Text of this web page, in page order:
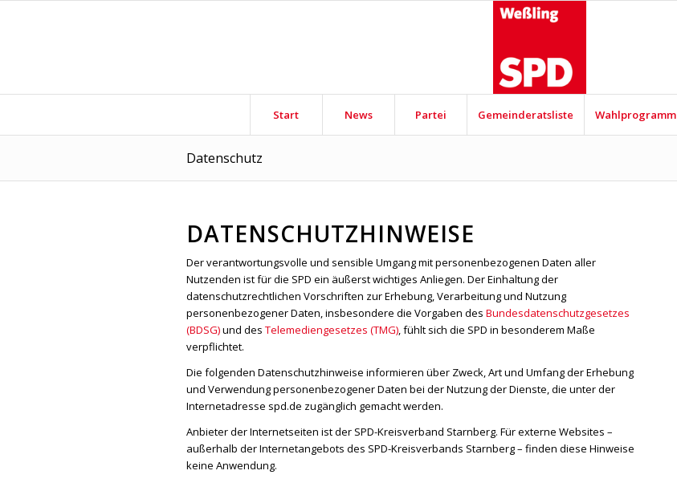
Start News Partei Gemeinderatsliste Wahlprogramm
Datenschutz
DATENSCHUTZHINWEISE
Der verantwortungsvolle und sensible Umgang mit personenbezogenen Daten aller
Nutzenden ist für die SPD ein äußerst wichtiges Anliegen. Der Einhaltung der
datenschutzrechtlichen Vorschriften zur Erhebung, Verarbeitung und Nutzung
personenbezogener Daten, insbesondere die Vorgaben des Bundesdatenschutzgesetzes
(BDSG)und des Telemediengesetzes (TMG), fühlt sich die SPD in besonderem Maße
verpflichtet.
Die folgenden Datenschutzhinweise informieren über Zweck, Art und Umfang der Erhebung
und Verwendung personenbezogener Daten bei der Nutzung der Dienste, die unter der
Internetadresse spd.de zugänglich gemacht werden.
Anbieter der Internetseiten ist der SPD-Kreisverband Starnberg. Für externe Websites –
außerhalb der Internetangebots des SPD-Kreisverbands Starnberg – finden diese Hinweise
keine Anwendung.